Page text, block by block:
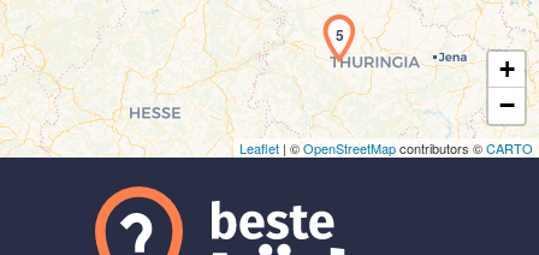
5
+
−
Leaflet | ©OpenStreetMapcontributors ©CARTO